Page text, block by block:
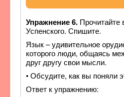
Упражнение 6. Прочитайте
Успенского. Спишите.
Язык – удивительное
которого люди, общаясь
друг другу свои мысли.
• Обсудите, как вы поняли
Ответ к упражнению: